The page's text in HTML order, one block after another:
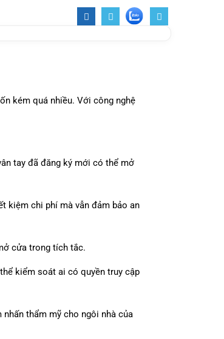
kém quá nhiều. Với công nghệ
tay đã đăng ký mới có thể mở
kiệm chi phí mà vẫn đảm bảo an
cửa trong tích tắc.
kiểm soát ai có quyền truy cập
thẩm mỹ cho ngôi nhà của